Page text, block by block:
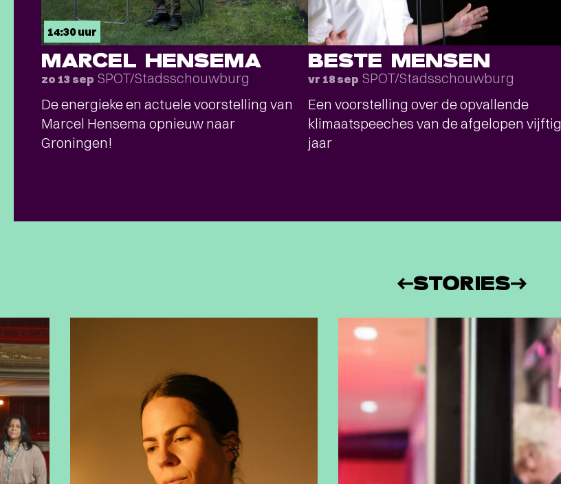
14:30 uur
MARCEL HENSEMA
zo 13 sep SPOT/Stadsschouwburg
De energieke en actuele voorstelling van
Marcel Hensema opnieuw naar
Groningen!
BESTE MENSEN
vr 18 sep SPOT/Stadsschouwburg
Een voorstelling over de opvallende
klimaatspeeches van de afgelopen vijftig
jaar
STORIES